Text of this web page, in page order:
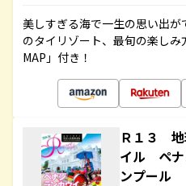
美しすぎる海で一生の思い出
のタイリゾート、最旬の楽し
MAP」付き！
Ｒ１３
イル ペ
ンプール